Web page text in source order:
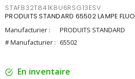
STAFB32T841K8U6RSG13ESV
PRODUITS STANDARD 65502 LAMPE
Manufacturier :
PRODUITS STANDARD
# Manufacturier : 65502
En inventaire